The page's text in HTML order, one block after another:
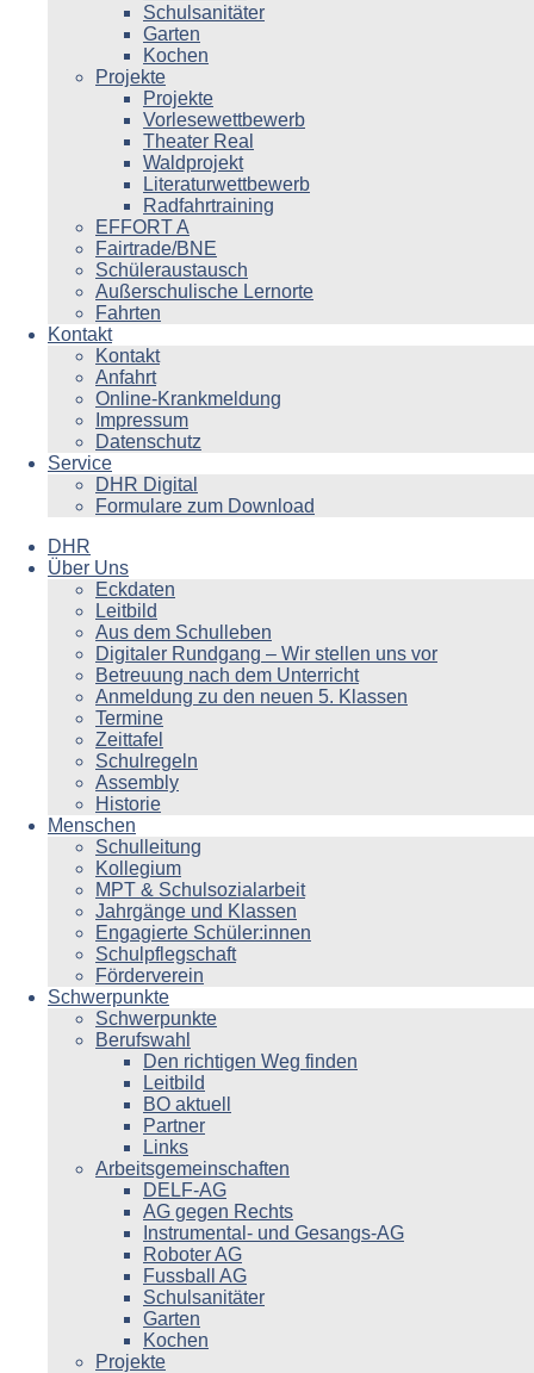
Schulsanitäter
Garten
Kochen
Projekte
Projekte
Vorlesewettbewerb
Theater Real
Waldprojekt
Literaturwettbewerb
Radfahrtraining
EFFORT A
Fairtrade/BNE
Schüleraustausch
Außerschulische Lernorte
Fahrten
Kontakt
Kontakt
Anfahrt
Online-Krankmeldung
Impressum
Datenschutz
Service
DHR Digital
Formulare zum Download
DHR
Über Uns
Eckdaten
Leitbild
Aus dem Schulleben
Digitaler Rundgang – Wir stellen uns vor
Betreuung nach dem Unterricht
Anmeldung zu den neuen 5. Klassen
Termine
Zeittafel
Schulregeln
Assembly
Historie
Menschen
Schulleitung
Kollegium
MPT & Schulsozialarbeit
Jahrgänge und Klassen
Engagierte Schüler:innen
Schulpflegschaft
Förderverein
Schwerpunkte
Schwerpunkte
Berufswahl
Den richtigen Weg finden
Leitbild
BO aktuell
Partner
Links
Arbeitsgemeinschaften
DELF-AG
AG gegen Rechts
Instrumental- und Gesangs-AG
Roboter AG
Fussball AG
Schulsanitäter
Garten
Kochen
Projekte